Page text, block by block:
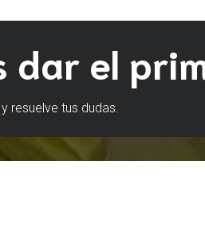
dar el
resuelve tus dudas.